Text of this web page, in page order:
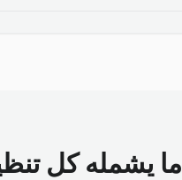
ما يشمله كل